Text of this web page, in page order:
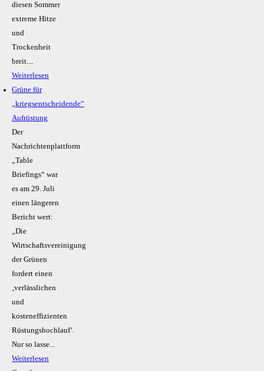
diesen Sommer
extreme Hitze
und
Trockenheit
breit....
Weiterlesen
Grüne für
„kriegsentscheidende“
Aufrüstung
Der
Nachrichtenplattform
„Table
Briefings“ war
es am 29. Juli
einen längeren
Bericht wert:
„Die
Wirtschaftsvereinigung
der Grünen
fordert einen
‚verlässlichen
und
kosteneffizienten
Rüstungshochlauf‘.
Nur so lasse...
Weiterlesen